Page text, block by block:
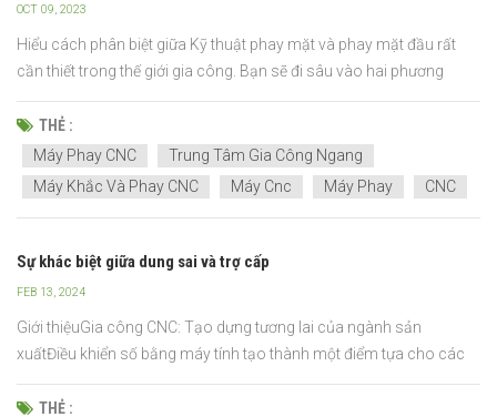
OCT 09, 2023
Hiểu cách phân biệt giữa Kỹ thuật phay mặt và phay mặt đầu rất
cần thiết trong thế giới gia công. Bạn sẽ đi sâu vào hai phương
pháp phay phổ biến: Phay mặt và phay đầu. Nắm bắt các kỹ thuật,
sự khác biệt và ứng dụng của cả hai kỹ thuật. Trang bị cho mình
kiến thức chính xác để tối ưu hóa công việc...
THẺ :
Máy Phay CNC
Trung Tâm Gia Công Ngang
Máy Khắc Và Phay CNC
Máy Cnc Máy Phay CNC
Sự khác biệt giữa dung sai và trợ cấp
FEB 13, 2024
Giới thiệuGia công CNC: Tạo dựng tương lai của ngành sản
xuấtĐiều khiển số bằng máy tính tạo thành một điểm tựa cho các
quy trình sản xuất hiện đại, trong đó các bộ phận chi tiết được tạo
ra thông qua các hoạt động phức tạp. Trong khi Cơ khí CNC tiên
THẺ :